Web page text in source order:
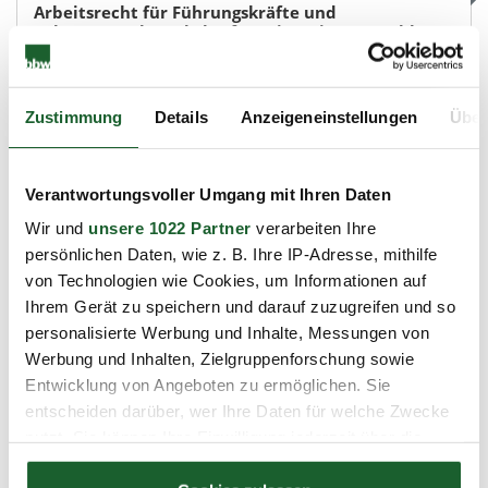
Zustimmung Details Anzeigeneinstellungen
Verantwortungsvoller Umgang mit Ihren Daten
Wir und unsere 1022 Partner verarbeiten Ihre
persönlichen Daten, wie z. B. Ihre IP-Adresse, mithilfe
von Technologien wie Cookies, um Informationen auf
Ihrem Gerät zu speichern und darauf zuzugreifen und so
personalisierte Werbung und Inhalte, Messungen von
Werbung und Inhalten, Zielgruppenforschung sowie
Entwicklung von Angeboten zu ermöglichen. Sie
entscheiden darüber, wer Ihre Daten für welche Zwecke
Cookie-Erklärung oder durch Klicken auf das Privacy
Arbeitsrecht für Führungskräfte und
Führungsnachwuchskräfte - Eintägiger "Crashkurs"
Charlottenburg, Haus der Wirtschaft
Arbeits- und Wirtschaftsrecht
Details
Plätze verfügbar Merkzettel
Aktuelles Arbeitsrecht
14.10.2026
1 Tag à 8 Stunden
Charlottenburg, Haus der Wirtschaft
Arbeits- und Wirtschaftsrecht
Seminare